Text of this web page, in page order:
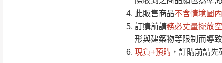
此販售商品不含情境圖
訂購前請務必丈量擺放
形與建築物等限制而導
現貨+預購 ，訂購前請先
桃園
接單後二日內(不
（線上客服
下單前先詢問是
（洽詢方式請搜